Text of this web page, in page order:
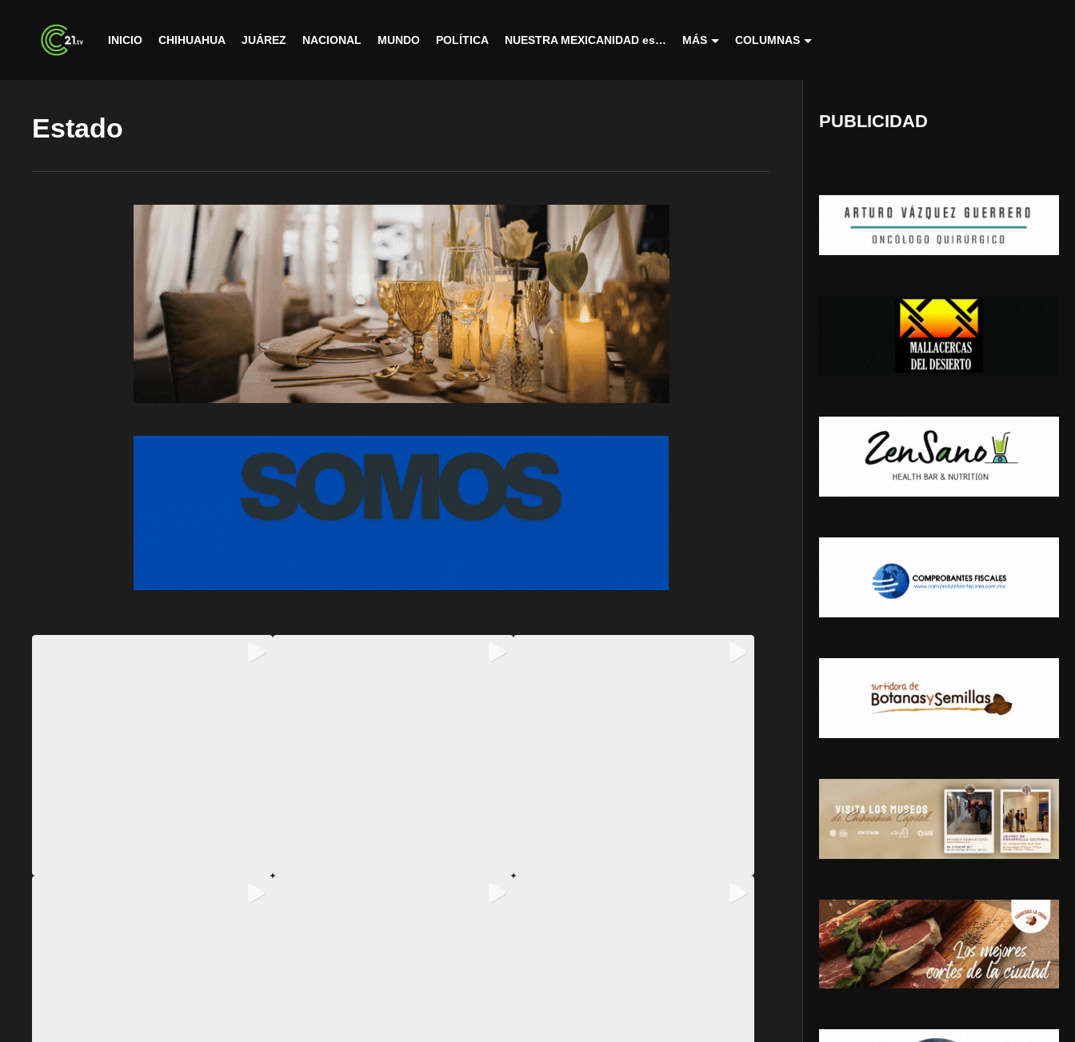
INICIO CHIHUAHUA JUÁREZ NACIONAL MUNDO POLÍTICA NUESTRA MEXICANIDAD es… MÁS COLUMNAS
Estado PUBLICIDAD